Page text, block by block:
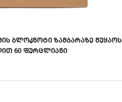
ᲑᲚᲝᲙᲜᲝᲢᲘ ᲖᲐᲛᲑᲐᲠᲐᲖᲔ ᲛᲣᲧᲐᲝᲡ
60 ᲤᲣᲠᲪᲚᲘᲐᲜᲘ